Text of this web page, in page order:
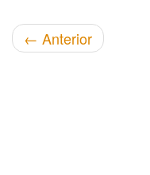
← Anterior